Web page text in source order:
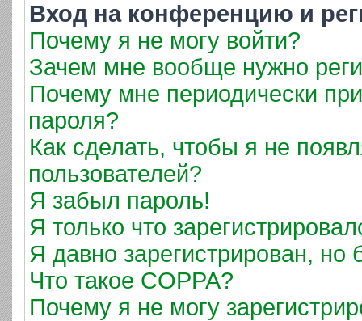
Вход на конференцию и
Почему я не могу войти?
Зачем мне вообще нужно
Почему мне периодически
пароля?
Как сделать, чтобы я не
пользователей?
Я забыл пароль!
Я только что
Я давно зарегистрирован, но
Что такое COPPA?
Почему я не могу